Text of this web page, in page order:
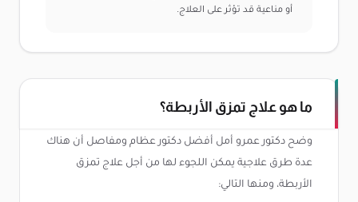
أو مناعية قد تؤثر على العلاج.
ما هو علاج تمزق الأربطة؟
وضح دكتور عمرو أمل أفضل دكتور عظام ومفاصل أن هناك
عدة طرق علاجية يمكن اللجوء لها من أجل علاج تمزق
الأربطة، ومنها التالي: